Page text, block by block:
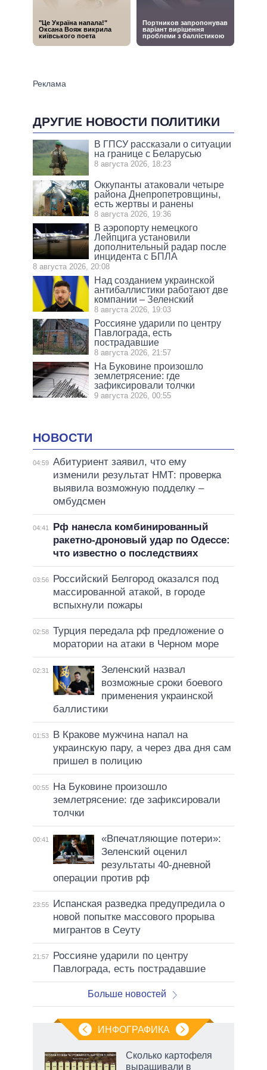
ДРУГИЕ НОВОСТИ ПОЛИТИКИ
В ГПСУ рассказали о ситуации
на границе с Беларусью
8 августа 2026, 18:23
Оккупанты атаковали четыре
района Днепропетровщины,
есть жертвы и ранены
8 августа 2026, 19:36
В аэропорту немецкого
Лейпцига установили
дополнительный радар после
инцидента с БПЛА
8 августа 2026, 20:08
Над созданием украинской
антибаллистики работают две
компании – Зеленский
8 августа 2026, 19:03
Россияне ударили по центру
Павлограда, есть
пострадавшие
8 августа 2026, 21:57
На Буковине произошло
землетрясение: где
зафиксировали толчки
9 августа 2026, 00:55
НОВОСТИ
04:59 Абитуриент заявил, что ему
изменили результат НМТ: проверка
выявила возможную подделку –
омбудсмен
04:41
Рф нанесла комбинированный
ракетно-дроновый удар по Одессе:
что известно о последствиях
03:56
Российский Белгород оказался под
массированной атакой, в городе
вспыхнули пожары
02:58 Турция передала рф предложение о
моратории на атаки в Черном море
02:31
Зеленский назвал
возможные сроки боевого
применения украинской
баллистики
01:53
В Кракове мужчина напал на
украинскую пару, а через два дня сам
пришел в полицию
00:55
На Буковине произошло
землетрясение: где зафиксировали
толчки
00:41
«Впечатляющие потери»:
Зеленский оценил
результаты 40-дневной
операции против рф
23:55
Испанская разведка предупредила о
новой попытке массового прорыва
мигрантов в Сеуту
21:57
Россияне ударили по центру
Павлограда, есть пострадавшие
Больше новостей
ИНФОГРАФИКА
Сколько картофеля
выращивали в